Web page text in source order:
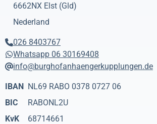
6662NX Elst (Gld)
Nederland
026 8403767
Whatsapp 06 30169408
info@burghofanhaengerkupplungen.de
IBAN NL69 RABO 0378 0727 06
BIC
RABONL2U
KvK
68714661